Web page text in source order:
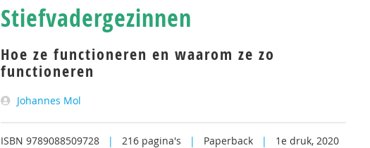
Stiefvadergezinnen
Hoe ze functioneren en waarom ze zo
functioneren
Johannes Mol
ISBN 9789088509728 | 216 pagina's | Paperback | 1e druk, 2020